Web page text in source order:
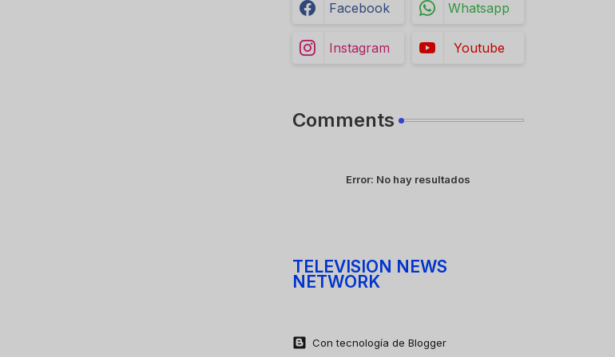
Facebook Whatsapp
Instagram Youtube
Comments
Error: No hay resultados
TELEVISION NEWS
NETWORK
Con tecnología de Blogger